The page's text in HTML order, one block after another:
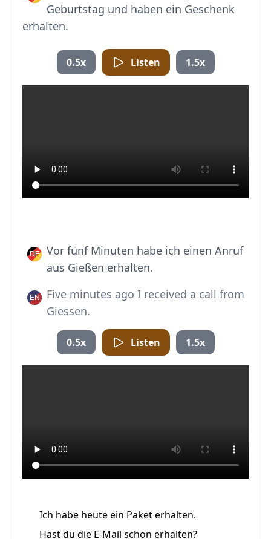
Geburtstag und haben ein Geschenk
erhalten.
0.5x Listen 1.5x
Vor fünf Minuten habe ich einen Anruf
aus Gießen erhalten.
Five minutes ago I received a call from
Giessen.
0.5x Listen 1.5x
Ich habe heute ein Paket erhalten.
Hast du die E-Mail schon erhalten?